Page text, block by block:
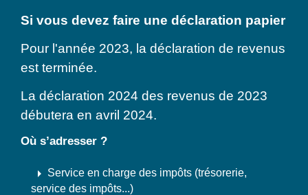
Si vous devez faire une déclaration papier
Pour l'année 2023, la déclaration de revenus
est terminée.
La déclaration 2024 des revenus de 2023
débutera en avril 2024.
Où s’adresser ?
arrow_right Service en charge des impôts (trésorerie,
service des impôts...)